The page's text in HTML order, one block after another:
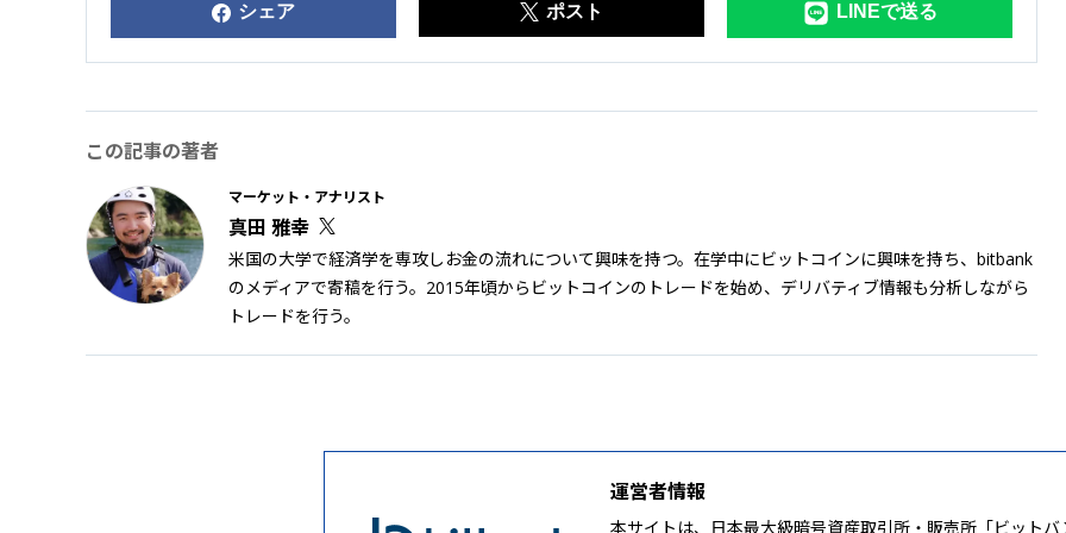
シェア ポスト LINEで送る
この記事の著者
マーケット・アナリスト
真田 雅幸
米国の大学で経済学を専攻しお金の流れについて興味を持つ。在学中にビットコインに興味を持ち、bitbank
のメディアで寄稿を行う。2015年頃からビットコインのトレードを始め、デリバティブ情報も分析しながら
トレードを行う。
運営者情報
本サイトは、日本最大級暗号資産取引所・販売所「ビットバ